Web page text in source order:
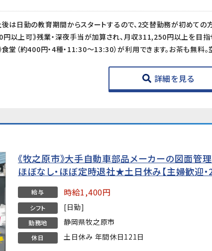
詳細を見る
《牧之原市》大手自動車部品メーカーの図面
ほぼなし・ほぼ定時退社★土日休み【主婦歓迎・
給与 時給1,400円
シフト [日勤]
勤務地 静岡県牧之原市
休日 土日休み 年間休日121日